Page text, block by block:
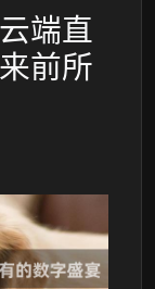
端直
前所